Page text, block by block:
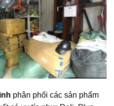
phân phối các sản phẩm